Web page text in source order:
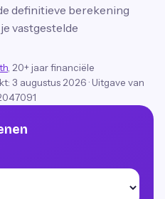
definitieve berekening
vastgestelde
, 20+ jaar financiële
3 augustus 2026 · Uitgave van